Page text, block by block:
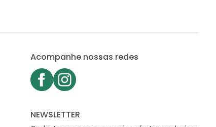
Acompanhe nossas redes
NEWSLETTER